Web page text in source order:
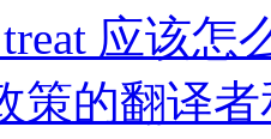
应该怎
策的翻译